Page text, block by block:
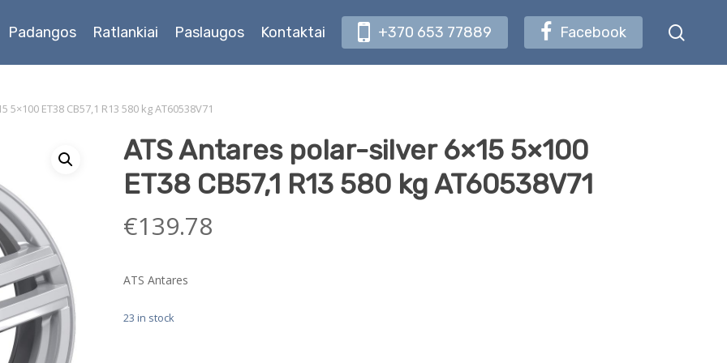
Padangos Ratlankiai Paslaugos Kontaktai +370 653 77889 Facebook
ET38 CB57,1 R13 580 kg AT60538V71
ATS Antares polar-silver 6×15 5×100
ET38 CB57,1 R13 580 kg AT60538V71
€139.78
ATS Antares
23 in stock